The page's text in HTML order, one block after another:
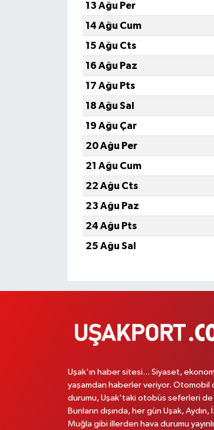
13 Ağu Per
14 Ağu Cum
15 Ağu Cts
16 Ağu Paz
17 Ağu Pts
18 Ağu Sal
19 Ağu Çar
20 Ağu Per
21 Ağu Cum
22 Ağu Cts
23 Ağu Paz
24 Ağu Pts
25 Ağu Sal
Uşak'ın haber sitesi... Siyaset,
yaşamdan haberler veriyor. Otomobil
durumu, Uşak'taki otobüs seferleri
Bunların dışında, her gün Uşak,
Muğla gibi illerden hava durumu